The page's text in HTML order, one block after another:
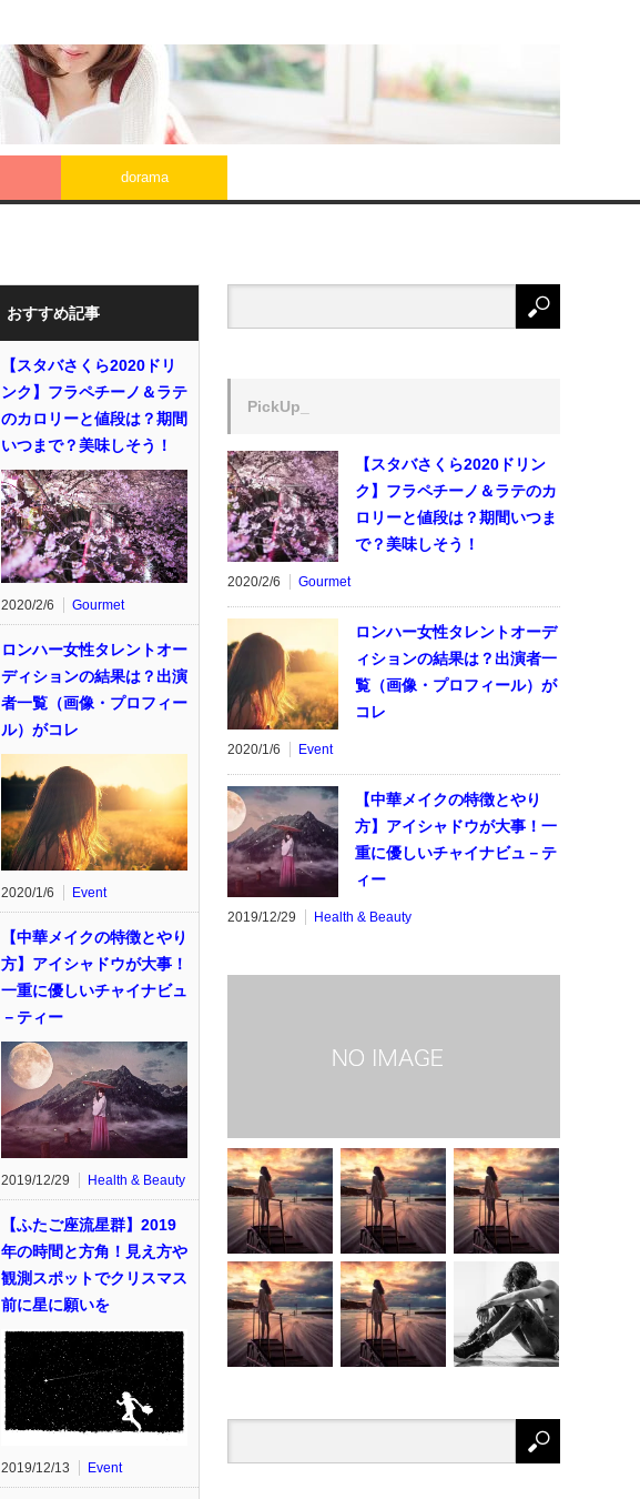
dorama
おすすめ記事
【スタバさくら2020ドリ
ンク】フラペチーノ＆ラテ
のカロリーと値段は？期間
いつまで？美味しそう！
2020/2/6 Gourmet
ロンハー女性タレントオー
ディションの結果は？出演
者一覧（画像・プロフィー
ル）がコレ
2020/1/6 Event
【中華メイクの特徴とやり
方】アイシャドウが大事！
一重に優しいチャイナビュ
－ティー
2019/12/29 Health & Beauty
【ふたご座流星群】2019
年の時間と方角！見え方や
観測スポットでクリスマス
前に星に願いを
2019/12/13 Event
PickUp_
【スタバさくら2020ドリン
ク】フラペチーノ＆ラテのカ
ロリーと値段は？期間いつま
で？美味しそう！
2020/2/6 Gourmet
ロンハー女性タレントオーデ
ィションの結果は？出演者一
覧（画像・プロフィール）が
コレ
2020/1/6 Event
【中華メイクの特徴とやり
方】アイシャドウが大事！一
重に優しいチャイナビュ－テ
ィー
2019/12/29 Health & Beauty